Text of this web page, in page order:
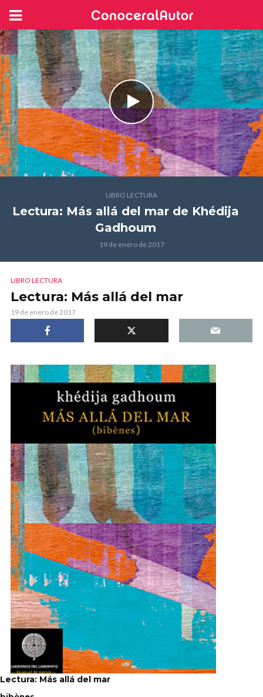
LIBRO LECTURA
Lectura: Más allá del mar de Khédija
Gadhoum
19 de enero de 2017
LIBRO LECTURA
Lectura: Más allá del mar
19 de enero de 2017
Lectura: Más allá del mar